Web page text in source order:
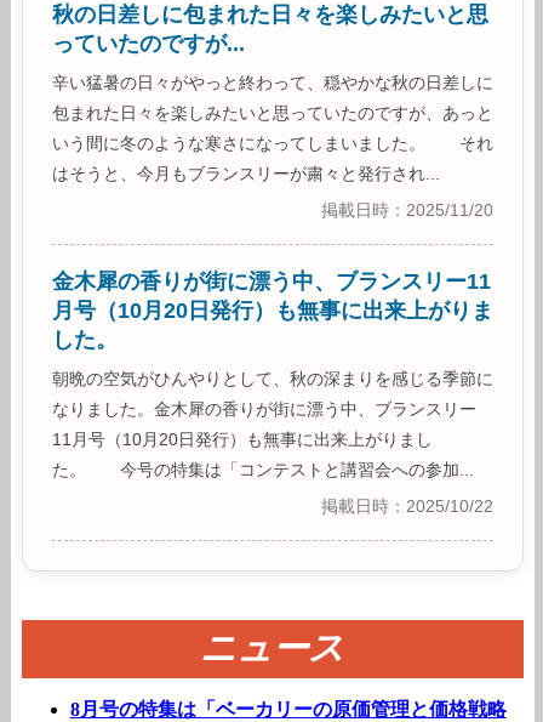
秋の日差しに包まれた日々を楽しみたいと思
っていたのですが...
辛い猛暑の日々がやっと終わって、穏やかな秋の日差しに
包まれた日々を楽しみたいと思っていたのですが、あっと
いう間に冬のような寒さになってしまいました。 それ
はそうと、今月もブランスリーが粛々と発行され...
掲載日時：2025/11/20
金木犀の香りが街に漂う中、ブランスリー11
月号（10月20日発行）も無事に出来上がりま
した。
朝晩の空気がひんやりとして、秋の深まりを感じる季節に
なりました。金木犀の香りが街に漂う中、ブランスリー
11月号（10月20日発行）も無事に出来上がりまし
た。 今号の特集は「コンテストと講習会への参加...
掲載日時：2025/10/22
ニュース
8月号の特集は「ベーカリーの原価管理と価格戦略